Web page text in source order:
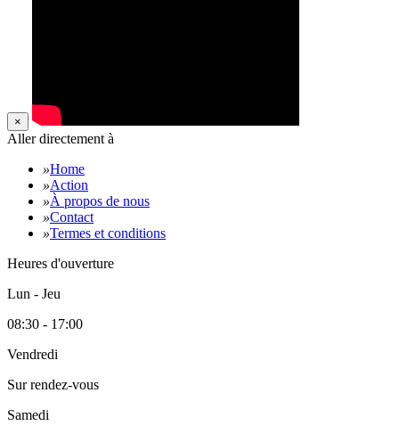
×
Aller directement à
»Home
»Action
»À propos de nous
»Contact
»Termes et conditions
Heures d'ouverture
Lun - Jeu
08:30 - 17:00
Vendredi
Sur rendez-vous
Samedi